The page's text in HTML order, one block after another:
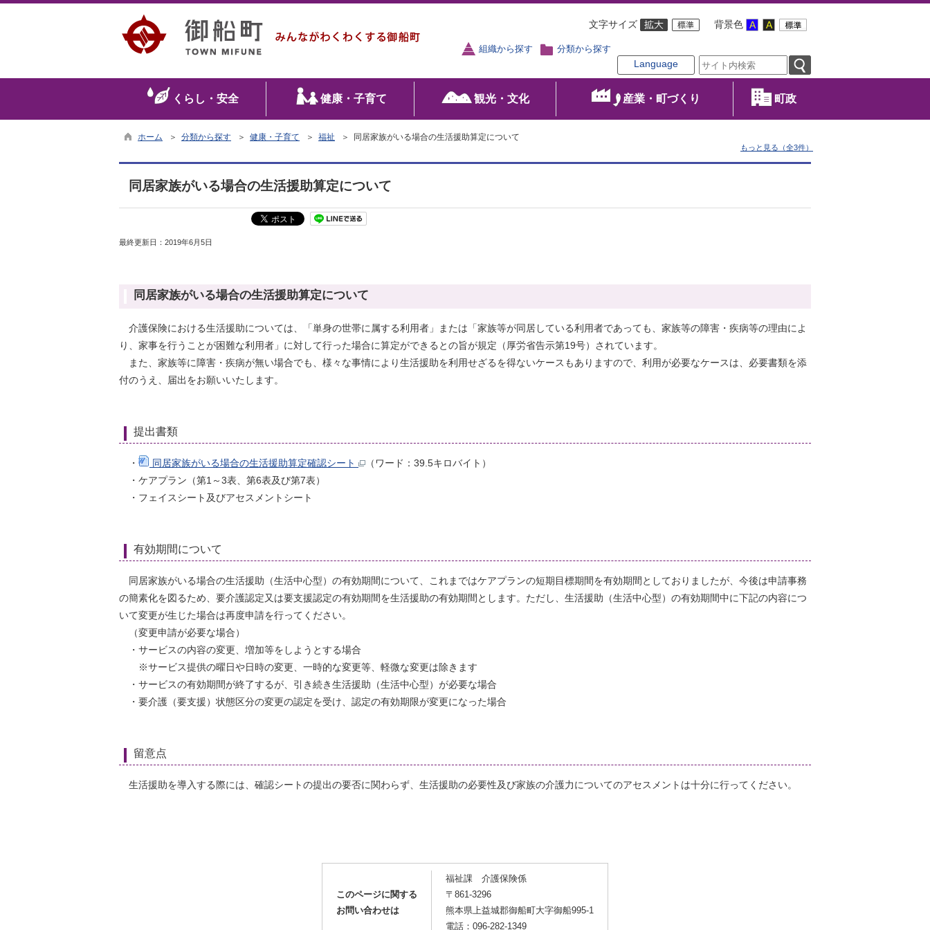
文字サイズ 背景色
組織から探す 分類から探す
Language
くらし・安全 健康・子育て 観光・文化 産業・町づくり 町政
ホーム ＞ 分類から探す ＞ 健康・子育て ＞ 福祉 ＞ 同居家族がいる場合の生活援助算定について
もっと見る（全3件）
同居家族がいる場合の生活援助算定について
最終更新日： 2019年6月5日
同居家族がいる場合の生活援助算定について
介護保険における生活援助については、「単身の世帯に属する利用者」または「家族等が同居している利用者であっても、家族等の障害・疾病等の理由によ
り、家事を行うことが困難な利用者」に対して行った場合に算定ができるとの旨が規定（厚労省告示第19号）されています。
また、家族等に障害・疾病が無い場合でも、様々な事情により生活援助を利用せざるを得ないケースもありますので、利用が必要なケースは、必要書類を添
付のうえ、届出をお願いいたします。
提出書類
・ 同居家族がいる場合の生活援助算定確認シート
（ワード：39.5キロバイト）
・ケアプラン（第1～3表、第6表及び第7表）
・フェイスシート及びアセスメントシート
有効期間について
同居家族がいる場合の生活援助（生活中心型）の有効期間について、これまではケアプランの短期目標期間を有効期間としておりましたが、今後は申請事務
の簡素化を図るため、要介護認定又は要支援認定の有効期間を生活援助の有効期間とします。ただし、生活援助（生活中心型）の有効期間中に下記の内容につ
いて変更が生じた場合は再度申請を行ってください。
（変更申請が必要な場合）
・サービスの内容の変更、増加等をしようとする場合
※サービス提供の曜日や日時の変更、一時的な変更等、軽微な変更は除きます
・サービスの有効期間が終了するが、引き続き生活援助（生活中心型）が必要な場合
・要介護（要支援）状態区分の変更の認定を受け、認定の有効期限が変更になった場合
留意点
生活援助を導入する際には、確認シートの提出の要否に関わらず、生活援助の必要性及び家族の介護力についてのアセスメントは十分に行ってください。
このページに関する
お問い合わせは
福祉課 介護保険係
〒861-3296
熊本県上益城郡御船町大字御船995-1
電話：096-282-1349